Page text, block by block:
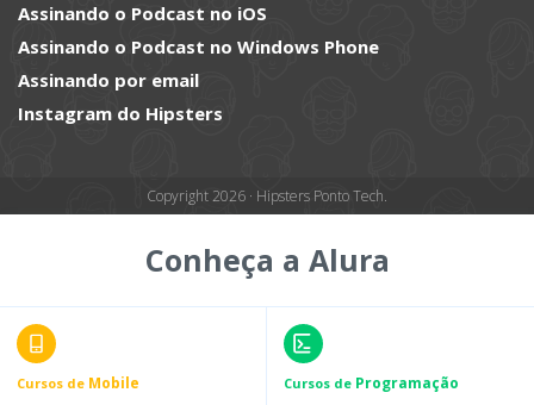
Assinando o Podcast no iOS
Assinando o Podcast no Windows Phone
Assinando por email
Instagram do Hipsters
Copyright 2026 · Hipsters Ponto Tech.
Conheça a Alura
Cursos de Mobile Cursos de Programação